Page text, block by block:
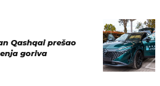
Qashqai prešao
goriva